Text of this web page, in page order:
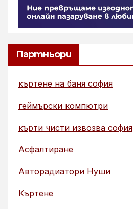
Партньори
къртене на баня софия
геймърски компютри
кърти чисти извозва софия
Асфалтиране
Авторадиатори Нуши
Къртене